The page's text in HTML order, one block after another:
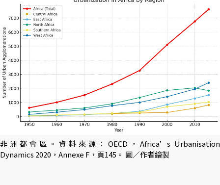
非洲都會區。資料來源：OECD，Africa’s Urbanisation
Dynamics 2020，Annexe F，頁145。 圖／作者繪製